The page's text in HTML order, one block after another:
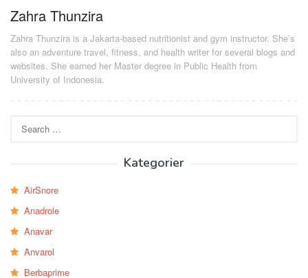
Zahra Thunzira
Zahra Thunzira is a Jakarta-based nutritionist and gym instructor. She’s
also an adventure travel, fitness, and health writer for several blogs and
websites. She earned her Master degree in Public Health from
University of Indonesia.
for:
Kategorier
AirSnore
Anadrole
Anavar
Anvarol
Berbaprime